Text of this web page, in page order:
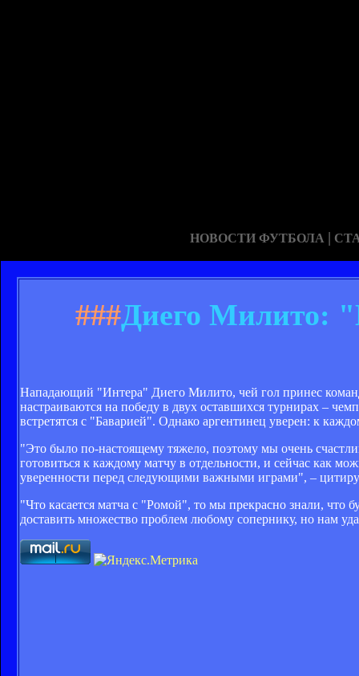
НОВОСТИ ФУТБОЛА |
###Диего Милито:
Нападающий "Интера" Диего Милито, чей гол принес
настраиваются на победу в двух оставшихся турнирах –
встретятся с "Баварией". Однако аргентинец уверен: к
"Это было по-настоящему тяжело, поэтому мы очень
готовиться к каждому матчу в отдельности, и сейчас как
уверенности перед следующими важными играми", –
"Что касается матча с "Ромой", то мы прекрасно знали, что
доставить множество проблем любому сопернику, но нам